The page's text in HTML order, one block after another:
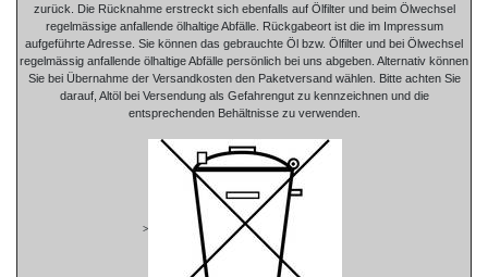
zurück. Die Rücknahme erstreckt sich ebenfalls auf Ölfilter und beim Ölwechsel
regelmässige anfallende ölhaltige Abfälle. Rückgabeort ist die im Impressum
aufgeführte Adresse. Sie können das gebrauchte Öl bzw. Ölfilter und bei Ölwechsel
regelmässig anfallende ölhaltige Abfälle persönlich bei uns abgeben. Alternativ können
Sie bei Übernahme der Versandkosten den Paketversand wählen. Bitte achten Sie
darauf, Altöl bei Versendung als Gefahrengut zu kennzeichnen und die
entsprechenden Behältnisse zu verwenden.
>